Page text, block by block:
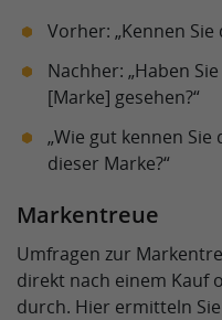
Vorher: „Kennen Sie
Nachher: „Haben
[Marke] gesehen?“
„Wie gut kennen
dieser Marke?“
Markentreue
Umfragen zur
direkt nach einem Kauf
durch. Hier ermitteln